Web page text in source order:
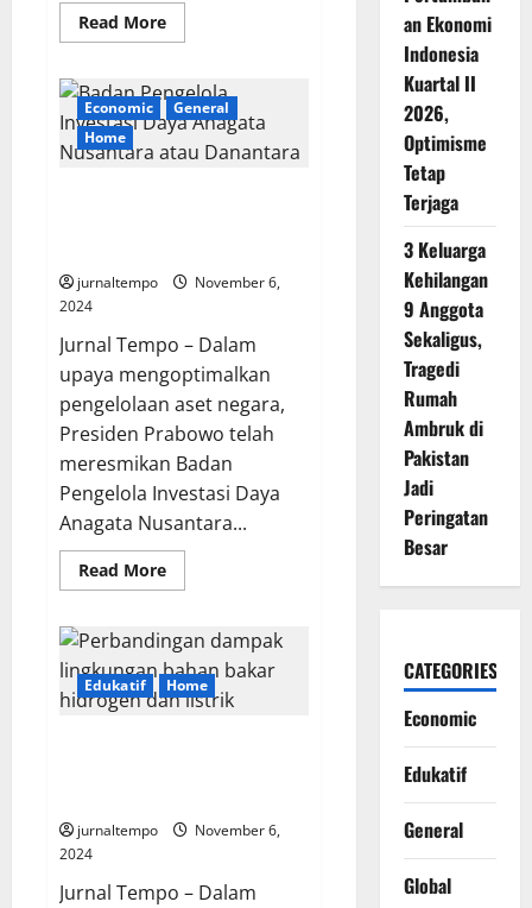
Read MoreRead
more
Mudah
Mengetahui
Daerah
Rawan
Buaya,
Economic
General
Home
jurnaltempo
November 6,
2024
Jurnal Tempo – Dalam
upaya mengoptimalkan
pengelolaan aset negara,
Presiden Prabowo telah
meresmikan Badan
Pengelola Investasi Daya
Anagata Nusantara...
Read MoreRead
more
:
Lembaga
Baru
Untuk
Pengelolaan
Edukatif Home
jurnaltempo
November 6,
2024
Jurnal Tempo – Dalam
an Ekonomi
Indonesia
Kuartal II
2026,
Optimisme
Tetap
Terjaga
3 Keluarga
Kehilangan
9 Anggota
Sekaligus,
Tragedi
Rumah
Ambruk di
Pakistan
Jadi
Peringatan
Besar
CATEGORIES
Economic
Edukatif
General
Global